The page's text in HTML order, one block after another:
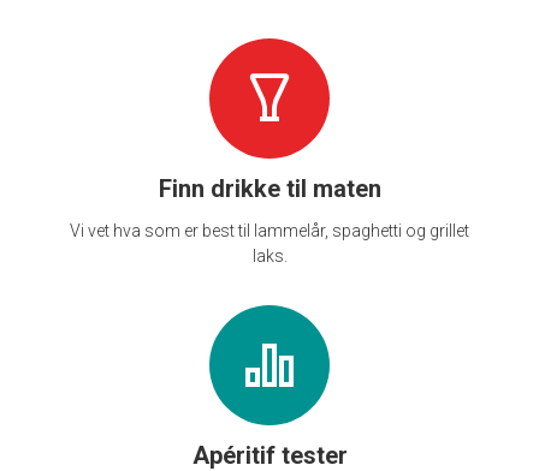
Finn drikke til maten
Vi vet hva som er best til lammelår, spaghetti og grillet
laks.
Apéritif tester